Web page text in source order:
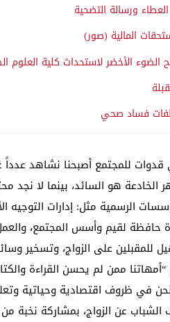
ورسالة التضحية
المالية (صور)
الأخضر لاستحداث كلية العلوم
فساد صحي
قدوات للمجتمع أصبحنا نشاهد
هو السائد، بينما لا نجد
الرسمية مثل: إدارات
حافظة لقيم وأسس المجتمع،
للمقبلين على الزواج، وتسخير
ممن لم يحسن القراءة
في ظروف اقتصادية وحياتية
عن الزواج، بمشاركة نخبة من